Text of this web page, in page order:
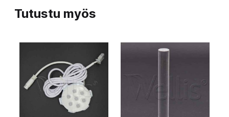
Tutustu myös